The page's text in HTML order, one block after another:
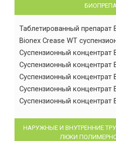
Таблетированный препарат
Bionex Crease WT
Суспензионный концентрат
Суспензионный концентрат
Суспензионный концентрат
Суспензионный концентрат
Суспензионный концентрат
НАРУЖНЫЕ И ВНУТРЕННИЕ
ЛЮКИ